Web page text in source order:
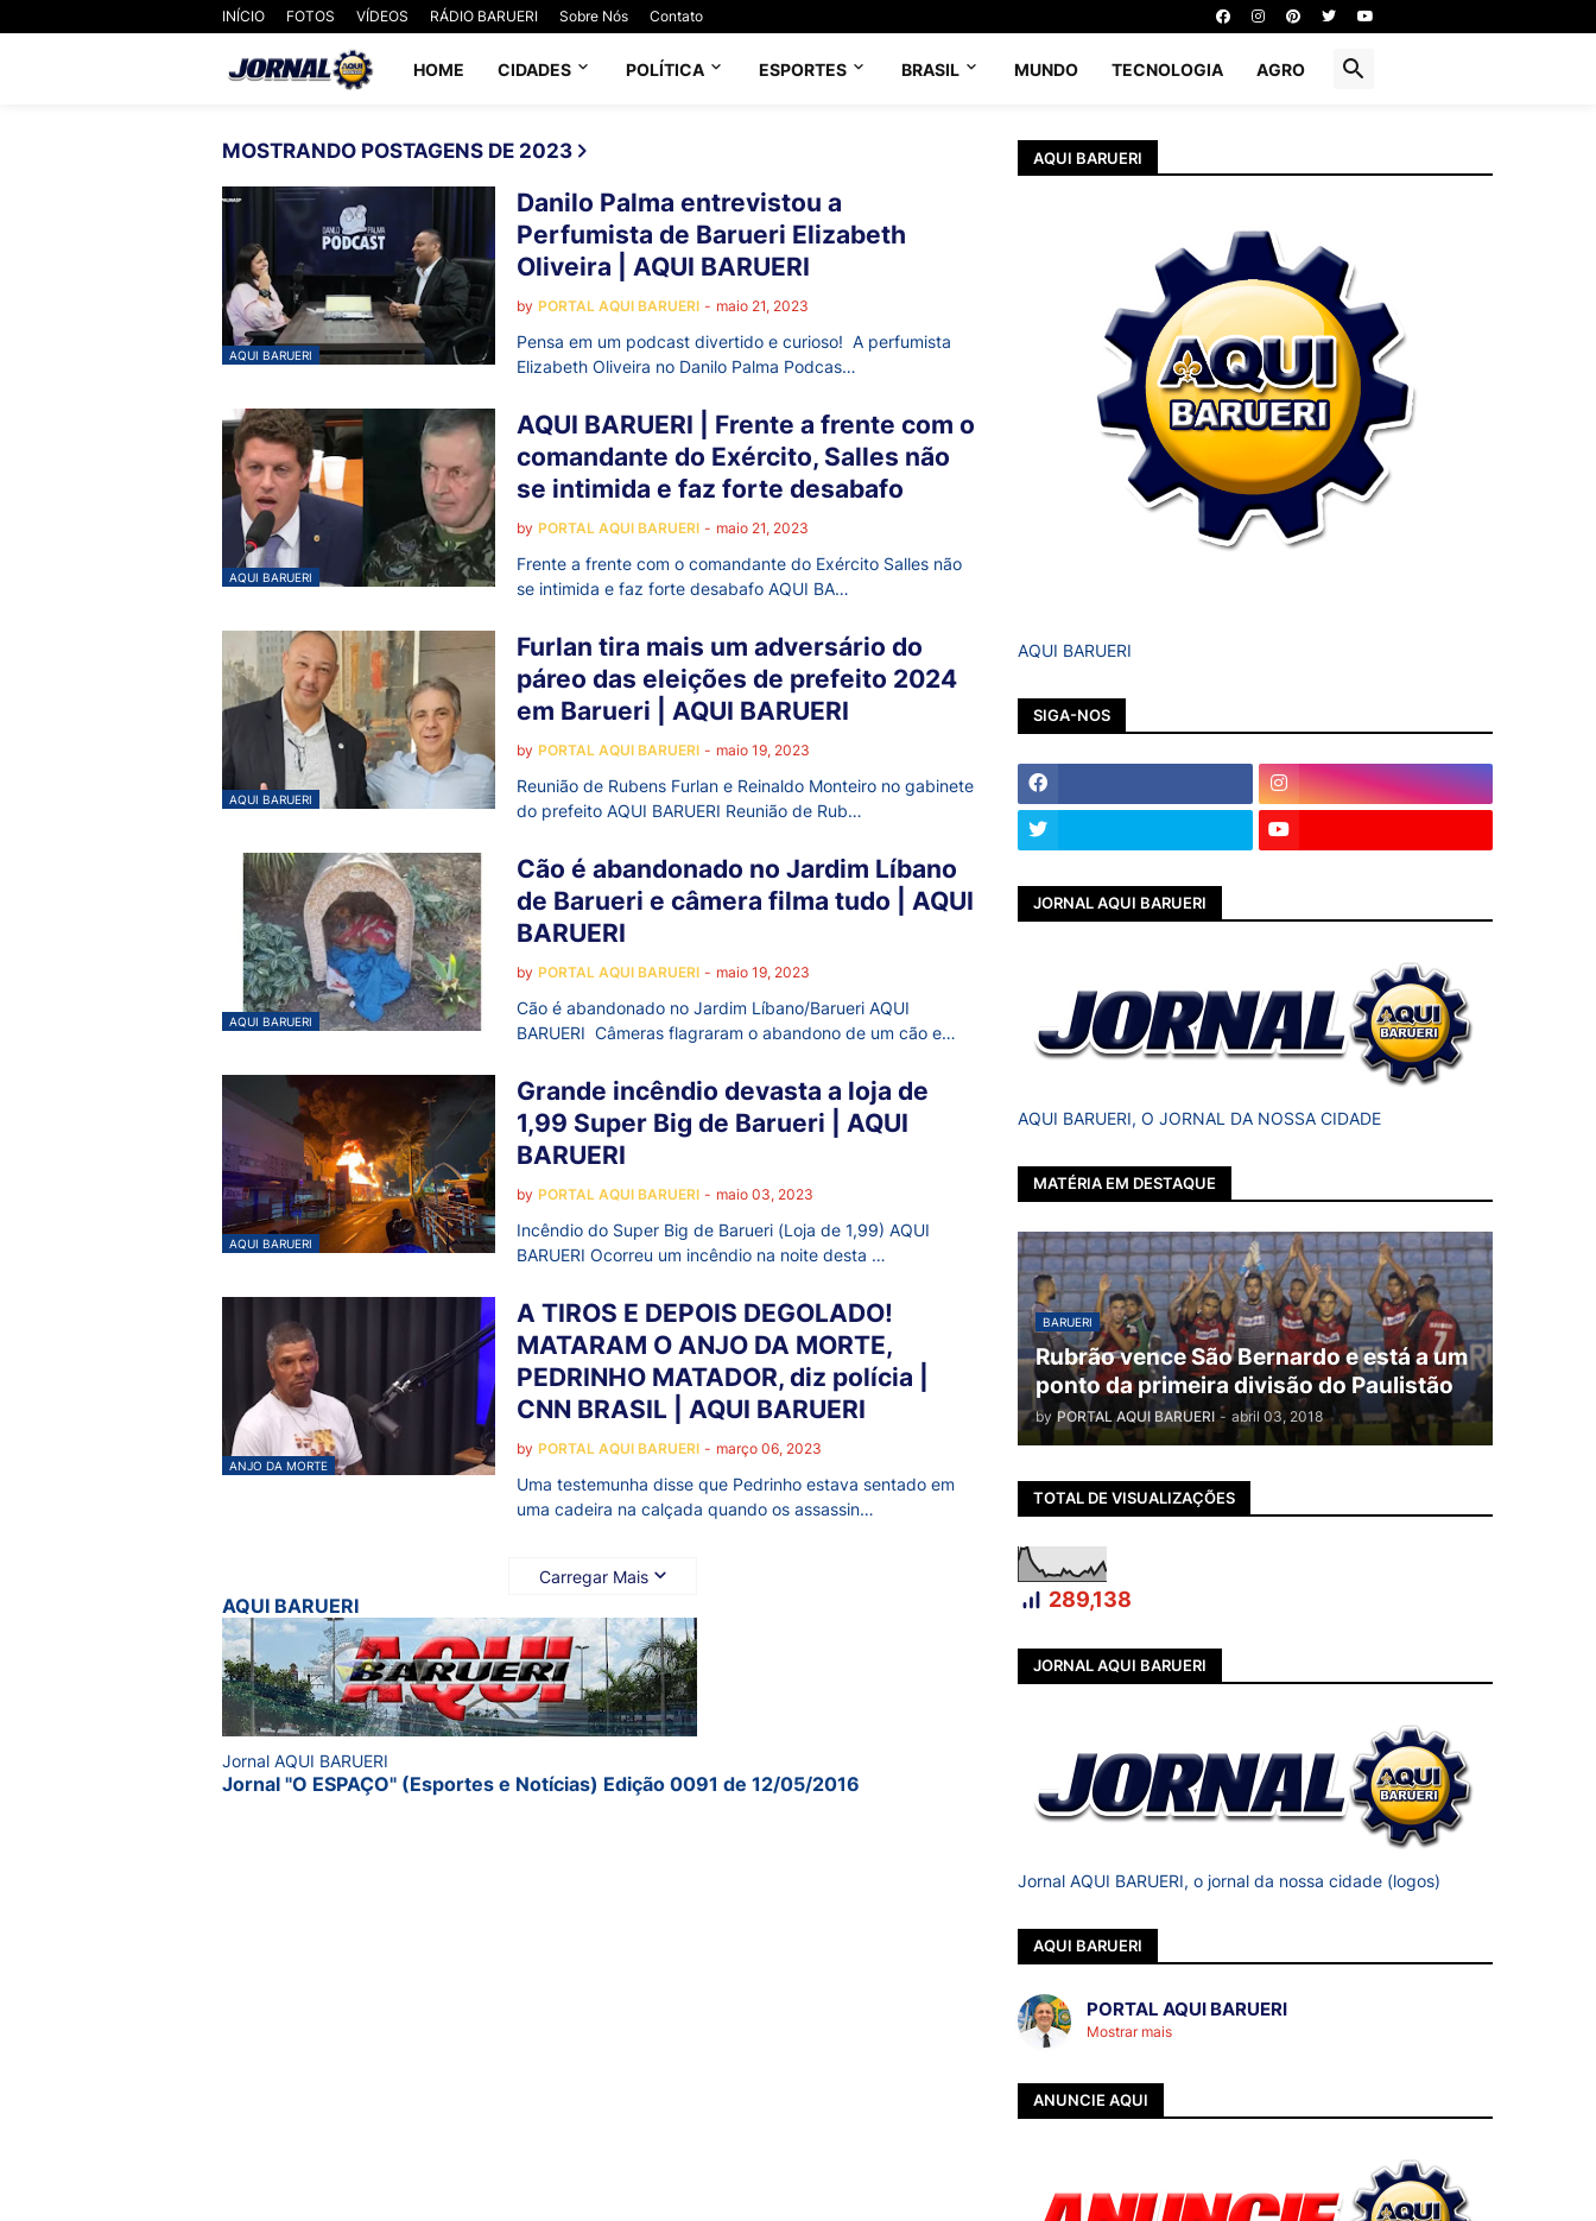
INÍCIO FOTOS VÍDEOS RÁDIO BARUERI Sobre Nós Contato
HOME CIDADES POLÍTICA ESPORTES BRASIL MUNDO TECNOLOGIA AGRO
MOSTRANDO POSTAGENS DE 2023
AQUI BARUERI
Danilo Palma entrevistou a
Perfumista de Barueri Elizabeth
Oliveira | AQUI BARUERI
by PORTAL AQUI BARUERI - maio 21, 2023
Pensa em um podcast divertido e curioso! A perfumista
Elizabeth Oliveira no Danilo Palma Podcas…
AQUI BARUERI
AQUI BARUERI | Frente a frente com o
comandante do Exército, Salles não
se intimida e faz forte desabafo
by PORTAL AQUI BARUERI - maio 21, 2023
Frente a frente com o comandante do Exército Salles não
se intimida e faz forte desabafo AQUI BA…
AQUI BARUERI
Furlan tira mais um adversário do
páreo das eleições de prefeito 2024
em Barueri | AQUI BARUERI
by PORTAL AQUI BARUERI - maio 19, 2023
Reunião de Rubens Furlan e Reinaldo Monteiro no gabinete
do prefeito AQUI BARUERI Reunião de Rub…
AQUI BARUERI
Cão é abandonado no Jardim Líbano
de Barueri e câmera filma tudo | AQUI
BARUERI
by PORTAL AQUI BARUERI - maio 19, 2023
Cão é abandonado no Jardim Líbano/Barueri AQUI
BARUERI Câmeras flagraram o abandono de um cão e…
AQUI BARUERI
Grande incêndio devasta a loja de
1,99 Super Big de Barueri | AQUI
BARUERI
by PORTAL AQUI BARUERI - maio 03, 2023
Incêndio do Super Big de Barueri (Loja de 1,99) AQUI
BARUERI Ocorreu um incêndio na noite desta …
ANJO DA MORTE
A TIROS E DEPOIS DEGOLADO!
MATARAM O ANJO DA MORTE,
PEDRINHO MATADOR, diz polícia |
CNN BRASIL | AQUI BARUERI
by PORTAL AQUI BARUERI - março 06, 2023
Uma testemunha disse que Pedrinho estava sentado em
uma cadeira na calçada quando os assassin…
Carregar Mais
AQUI BARUERI
Jornal AQUI BARUERI
Jornal "O ESPAÇO" (Esportes e Notícias) Edição 0091 de 12/05/2016
AQUI BARUERI
AQUI BARUERI
SIGA-NOS
JORNAL AQUI BARUERI
AQUI BARUERI, O JORNAL DA NOSSA CIDADE
MATÉRIA EM DESTAQUE
BARUERI
Rubrão vence São Bernardo e está a um
ponto da primeira divisão do Paulistão
by PORTAL AQUI BARUERI - abril 03, 2018
TOTAL DE VISUALIZAÇÕES
289,138
JORNAL AQUI BARUERI
Jornal AQUI BARUERI, o jornal da nossa cidade (logos)
AQUI BARUERI
PORTAL AQUI BARUERI
Mostrar mais
ANUNCIE AQUI